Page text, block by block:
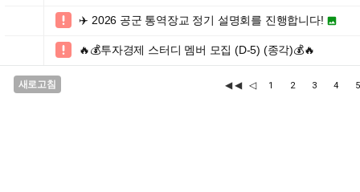
 ✈️ 2026 공군 통역장교 정기 설명회를 진행합니다! 
 🔥💰투자경제 스터디 멤버 모집 (D-5) (종각)💰🔥
새로고침 ◀◀ ◁ 1 2 3 4